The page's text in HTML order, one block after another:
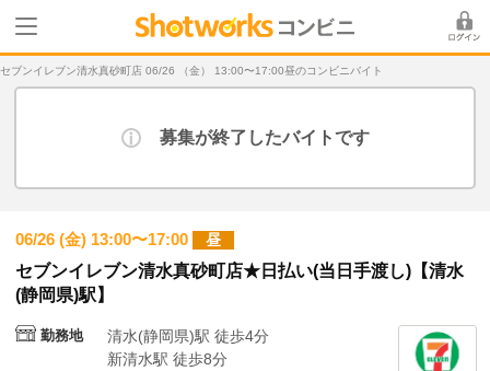
セブンイレブン清水真砂町店 06/26 （金） 13:00〜17:00昼のコンビニバイト
募集が終了したバイトです
06/26 (金) 13:00〜17:00 昼
セブンイレブン清水真砂町店★日払い(当日手渡し)【清水
(静岡県)駅】
勤務地
清水(静岡県)駅 徒歩4分
新清水駅 徒歩8分